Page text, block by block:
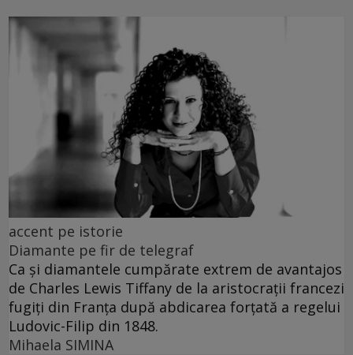
accent pe istorie
Diamante pe fir de telegraf
Ca și diamantele cumpărate extrem de avantajos
de Charles Lewis Tiffany de la aristocrații francezi
fugiți din Franța după abdicarea forțată a regelui
Ludovic-Filip din 1848.
Mihaela SIMINA